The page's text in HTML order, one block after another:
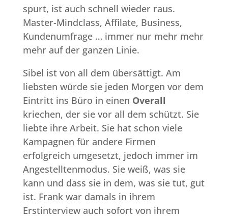
spurt, ist auch schnell wieder raus.
Master-Mindclass, Affilate, Business,
Kundenumfrage … immer nur mehr mehr
mehr auf der ganzen Linie.
Sibel ist von all dem übersättigt. Am
liebsten würde sie jeden Morgen vor dem
Eintritt ins Büro in einen Overall
kriechen, der sie vor all dem schützt. Sie
liebte ihre Arbeit. Sie hat schon viele
Kampagnen für andere Firmen
erfolgreich umgesetzt, jedoch immer im
Angestelltenmodus. Sie weiß, was sie
kann und dass sie in dem, was sie tut, gut
ist. Frank war damals in ihrem
Erstinterview auch sofort von ihrem